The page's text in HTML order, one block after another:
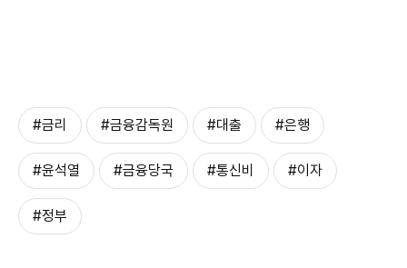
#금리 #금융감독원 #대출 #은행
#윤석열 #금융당국 #통신비 #이자
#정부